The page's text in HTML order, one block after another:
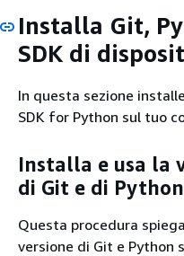
Installa Git,
SDK di
In questa sezione
SDK for Python sul tuo
Installa e usa la
di Git e di Python
Questa procedura
versione di Git e Python